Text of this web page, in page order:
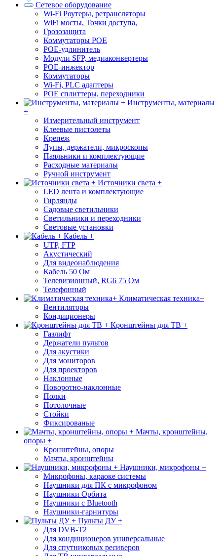
Сетевое оборудование
Wi-Fi Роутеры, ретрансляторы
WiFi мосты, Точки доступа,
Грозозащита
Коммутаторы POE
POE-удлинитель
Модули SFP, медиаконвертеры
POE-инжектор
Коммутаторы
Wi-Fi, PLC адаптеры
POE сплиттеры, переходники
Инструменты, материалы
+
Измерительный инструмент
Клеевые пистолеты
Крепеж
Лупы, держатели, микроскопы
Паяльники и комплектующие
Расходные материалы
Ручной инструмент
Источники света +
LED лента и комплектующие
Гирлянды
Садовые светильники
Светильники и переходники
Световые установки
Кабель +
UTP, FTP
Акустический
Для видеонаблюдения
Кабель 50 Ом
Телевизионный, RG6 75 Ом
Телефонный
Климатическая техника+
Вентиляторы
Кондиционеры
Кронштейны для ТВ +
Газлифт
Держатели пультов
Для акустики
Для мониторов
Для проекторов
Наклонные
Поворотно-наклонные
Полки
Потолочные
Стойки
Фиксированые
Мачты, кронштейны,
опоры +
Кронштейны, опоры
Мачты, кронштейны
Наушники, микрофоны +
Микрофоны, караоке системы
Наушники для ПК с микрофоном
Наушники Орбита
Наушники с Bluetooth
Наушники-гарнитуры
Пульты ДУ +
Для DVB-T2
Для кондиционеров универсальные
Для спутниковых ресиверов